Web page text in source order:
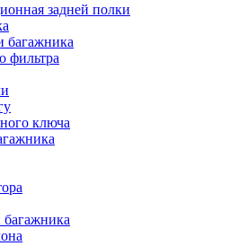
задней полки
багажника
фильтра
ключа